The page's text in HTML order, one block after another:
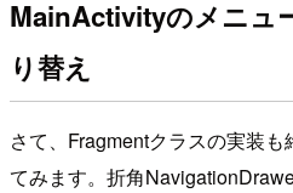
MainActivityのメニュ
り替え
さて、Fragmentクラスの実装
てみます。折角